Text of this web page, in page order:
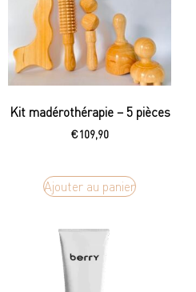
Kit madérothérapie – 5 pièces
€109,90
Ajouter au panier